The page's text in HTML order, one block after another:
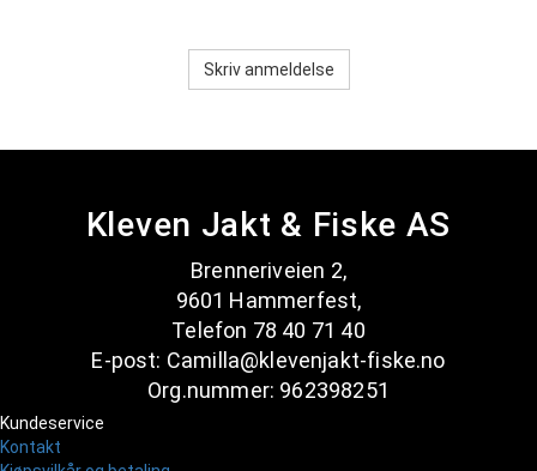
Skriv anmeldelse
Kleven Jakt & Fiske AS
Brenneriveien 2,
9601 Hammerfest,
Telefon 78 40 71 40
E-post: Camilla@klevenjakt-fiske.no
Org.nummer: 962398251
Kundeservice
Kontakt